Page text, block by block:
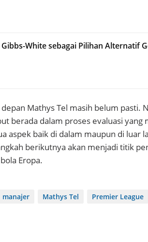
White sebagai Pilihan Alternatif
Mathys Tel masih belum pasti.
berada dalam proses evaluasi yang
aspek baik di dalam maupun di luar
berikutnya akan menjadi titik
Eropa.
manajer Mathys Tel Premier League